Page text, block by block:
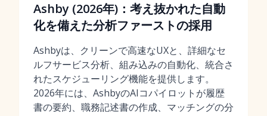
Ashby (2026年)：考え抜かれた自動
化を備えた分析ファーストの採用
Ashbyは、クリーンで高速なUXと、詳細なセ
ルフサービス分析、組み込みの自動化、統合さ
れたスケジューリング機能を提供します。
2026年には、AshbyのAIコパイロットが履歴
書の要約、職務記述書の作成、マッチングの分